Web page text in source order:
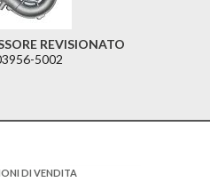
REVISIONATO
5002
DI VENDITA